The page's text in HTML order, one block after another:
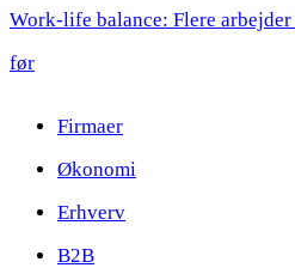
Work-life balance: Flere
før
Firmaer
Økonomi
Erhverv
B2B